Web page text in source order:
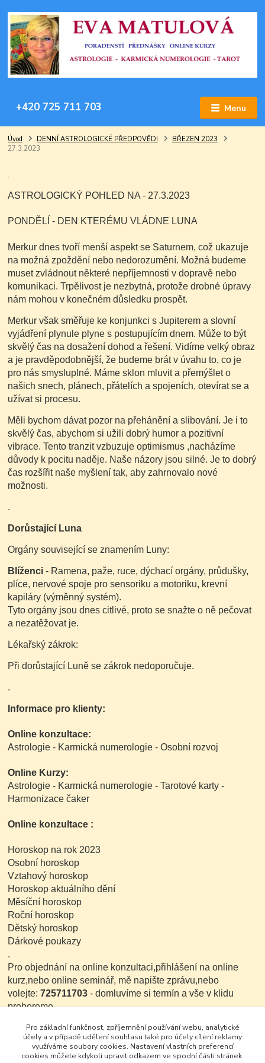
Menu
+420 725 711 703
Úvod DENNÍ ASTROLOGICKÉ PŘEDPOVĚDI
BŘEZEN 2023
27.3.2023
.
ASTROLOGICKÝ POHLED NA - 27.3.2023
PONDĚLÍ - DEN KTERÉMU VLÁDNE LUNA
Merkur dnes tvoří menší aspekt se Saturnem, což ukazuje
na možná zpoždění nebo nedorozumění. Možná budeme
muset zvládnout některé nepříjemnosti v dopravě nebo
komunikaci. Trpělivost je nezbytná, protože drobné úpravy
nám mohou v konečném důsledku prospět.
Merkur však směřuje ke konjunkci s Jupiterem a slovní
vyjádření plynule plyne s postupujícím dnem. Může to být
skvělý čas na dosažení dohod a řešení. Vidíme velký obraz
a je pravděpodobnější, že budeme brát v úvahu to, co je
pro nás smysluplné. Máme sklon mluvit a přemýšlet o
našich snech, plánech, přátelích a spojeních, otevírat se a
užívat si procesu.
Měli bychom dávat pozor na přehánění a slibování. Je i to
skvělý čas, abychom si užili dobrý humor a pozitivní
vibrace. Tento tranzit vzbuzuje optimismus ,nacházíme
důvody k pocitu naděje. Naše názory jsou silné. Je to dobrý
čas rozšířit naše myšlení tak, aby zahrnovalo nové
možnosti.
.
Dorůstající Luna
Orgány související se znamením Luny:
Blíženci - Ramena, paže, ruce, dýchací orgány, průdušky,
plíce, nervové spoje pro sensoriku a motoriku, krevní
kapiláry (výměnný systém).
Tyto orgány jsou dnes citlivé, proto se snažte o ně pečovat
a nezatěžovat je.
Lékařský zákrok:
Při dorůstající Luně se zákrok nedoporučuje.
.
Informace pro klienty:
Online konzultace:
Astrologie - Karmická numerologie - Osobní rozvoj
Online Kurzy:
Astrologie - Karmická numerologie - Tarotové karty -
Harmonizace čaker
Online konzultace :
Horoskop na rok 2023
Osobní horoskop
Vztahový horoskop
Horoskop aktuálního dění
Měsíční horoskop
Roční horoskop
Dětský horoskop
Dárkové poukazy
.
Pro objednání na online konzultaci,přihlášení na online
kurz,nebo online seminář, mě napište zprávu,nebo
volejte: 725711703 - domluvíme si termín a vše v klidu
probereme.
Také si projděte moje webové stránky,věřím,že na nich
najdete co potřebujete:www.evamatulova.cz
Pro základní funkčnost, zpříjemnění používání webu, analytické
účely a v případě udělení souhlasu také pro účely cílení reklamy
využíváme soubory cookies. Nastavení vlastních preferencí
cookies můžete kdykoli upravit odkazem ve spodní části stránek.